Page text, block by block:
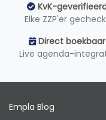
KvK-
Elke ZZP'er
Direct boekbaar
Live agenda-
Empla Blog